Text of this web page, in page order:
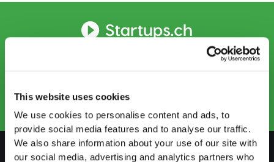
This website uses cookies
We use cookies to personalise content and ads, to
provide social media features and to analyse our traffic.
We also share information about your use of our site with
our social media, advertising and analytics partners who